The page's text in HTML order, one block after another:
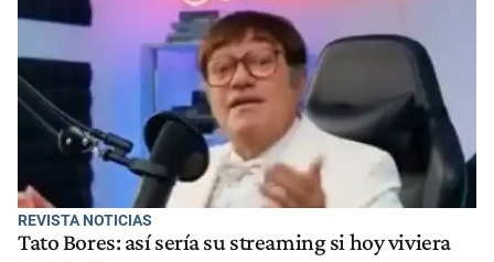
REVISTA NOTICIAS
Tato Bores: así sería su streaming si hoy viviera